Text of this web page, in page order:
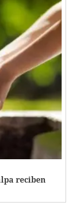
reciben